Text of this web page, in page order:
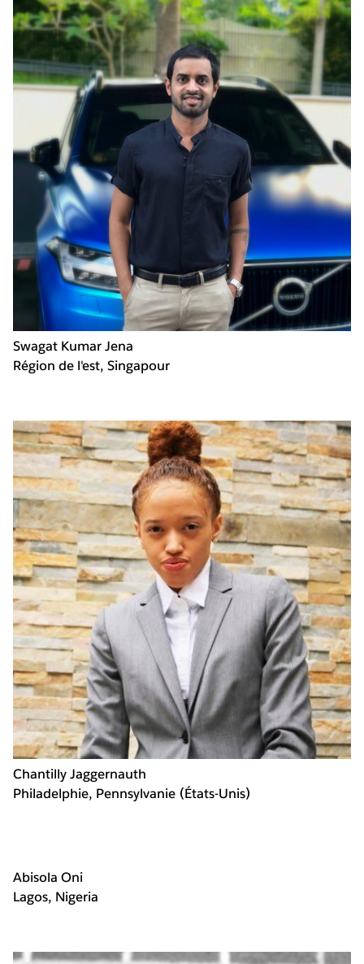
Swagat Kumar Jena
Région de l'est, Singapour
Chantilly Jaggernauth
Philadelphie, Pennsylvanie (États-Unis)
Abisola Oni
Lagos, Nigeria